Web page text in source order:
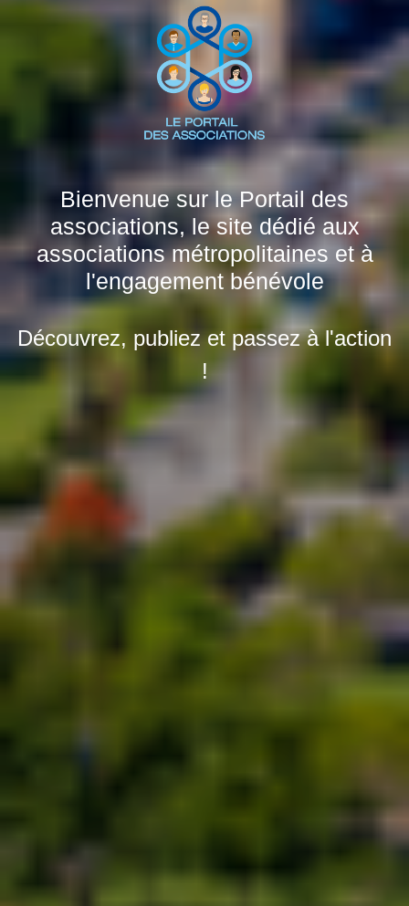
Bienvenue sur le Portail des
associations, le site dédié aux
associations métropolitaines et à
l'engagement bénévole
Découvrez, publiez et passez à l'action
!